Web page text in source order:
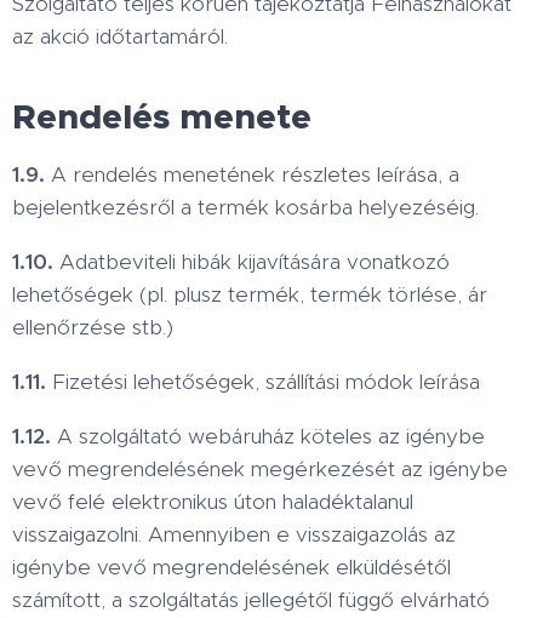
az akció időtartamáról.
Rendelés menete
1.9. A rendelés menetének részletes leírása, a
bejelentkezésről a termék kosárba helyezéséig.
1.10. Adatbeviteli hibák kijavítására vonatkozó
lehetőségek (pl. plusz termék, termék törlése, ár
ellenőrzése stb.)
1.11. Fizetési lehetőségek, szállítási módok leírása
1.12. A szolgáltató webáruház köteles az igénybe
vevő megrendelésének megérkezését az igénybe
vevő felé elektronikus úton haladéktalanul
visszaigazolni. Amennyiben e visszaigazolás az
igénybe vevő megrendelésének elküldésétől
számított, a szolgáltatás jellegétől függő elvárható